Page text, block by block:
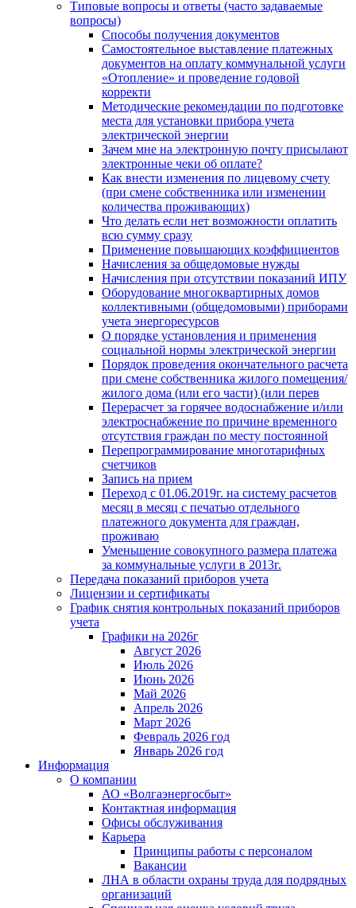
Типовые вопросы и ответы (часто задаваемые
вопросы)
Способы получения документов
Самостоятельное выставление платежных
документов на оплату коммунальной услуги
«Отопление» и проведение годовой
корректи
Методические рекомендации по подготовке
места для установки прибора учета
электрической энергии
Зачем мне на электронную почту присылают
электронные чеки об оплате?
Как внести изменения по лицевому счету
(при смене собственника или изменении
количества проживающих)
Что делать если нет возможности оплатить
всю сумму сразу
Применение повышающих коэффициентов
Начисления за общедомовые нужды
Начисления при отсутствии показаний ИПУ
Оборудование многоквартирных домов
коллективными (общедомовыми) приборами
учета энергоресурсов
О порядке установления и применения
социальной нормы электрической энергии
Порядок проведения окончательного расчета
при смене собственника жилого помещения/
жилого дома (или его части) (или перев
Перерасчет за горячее водоснабжение и/или
электроснабжение по причине временного
отсутствия граждан по месту постоянной
Перепрограммирование многотарифных
счетчиков
Запись на прием
Переход с 01.06.2019г. на систему расчетов
месяц в месяц с печатью отдельного
платежного документа для граждан,
проживаю
Уменьшение совокупного размера платежа
за коммунальные услуги в 2013г.
Передача показаний приборов учета
Лицензии и сертификаты
График снятия контрольных показаний приборов
учета
Графики на 2026г
Август 2026
Июль 2026
Июнь 2026
Май 2026
Апрель 2026
Март 2026
Февраль 2026 год
Январь 2026 год
Информация
О компании
АО «Волгаэнергосбыт»
Контактная информация
Офисы обслуживания
Карьера
Принципы работы с персоналом
Вакансии
ЛНА в области охраны труда для подрядных
организаций